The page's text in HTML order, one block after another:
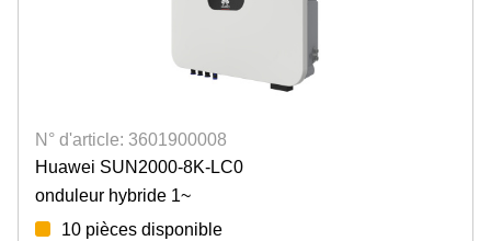
N° d'article: 3601900008
Huawei SUN2000-8K-LC0
onduleur hybride 1~
10 pièces disponible